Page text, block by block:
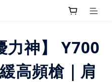
力神】 Y700
高頻槍｜肩